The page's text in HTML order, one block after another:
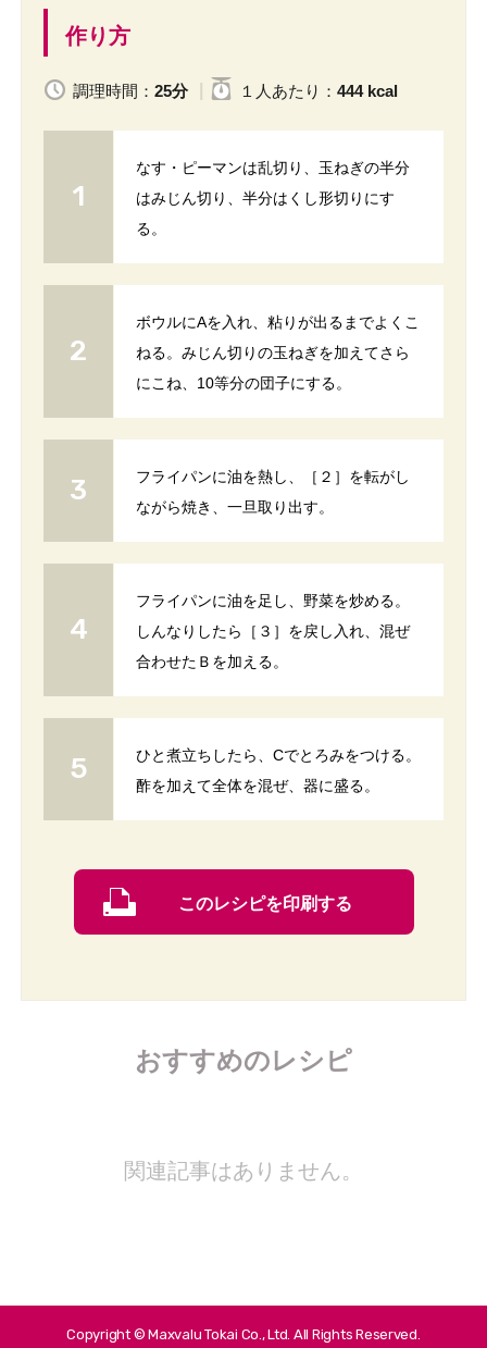
作り方
調理時間： 25分 １人 あたり ： 444 kcal
なす・ピーマンは乱切り、玉ねぎの半分
はみじん切り、半分はくし形切りにす
る。
ボウルにAを入れ、粘りが出るまでよくこ
ねる。みじん切りの玉ねぎを加えてさら
にこね、10等分の団子にする。
フライパンに油を熱し、［２］を転がし
ながら焼き、一旦取り出す。
フライパンに油を足し、野菜を炒める。
しんなりしたら［３］を戻し入れ、混ぜ
合わせたＢを加える。
ひと煮立ちしたら、Cでとろみをつける。
酢を加えて全体を混ぜ、器に盛る。
このレシピを印刷する
おすすめのレシピ
関連記事はありません。
Copyright © Maxvalu Tokai Co., Ltd. All Rights Reserved.